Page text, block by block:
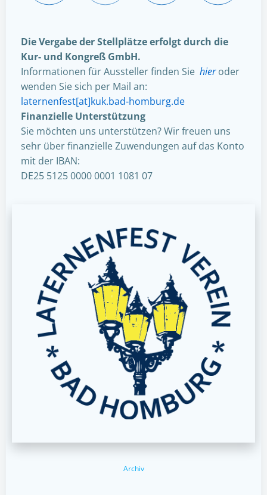
Die Vergabe der Stellplätze erfolgt durch die
Kur- und Kongreß GmbH.
Informationen für Aussteller finden Sie hieroder
wenden Sie sich per Mail an:
laternenfest[at]kuk.bad-homburg.de
Finanzielle Unterstützung
Sie möchten uns unterstützen? Wir freuen uns
sehr über finanzielle Zuwendungen auf das Konto
mit der IBAN:
DE25 5125 0000 0001 1081 07
Archiv